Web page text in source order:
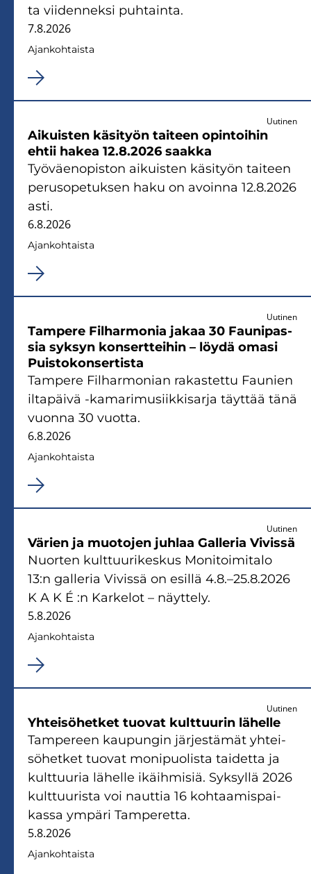
ta vii­den­nek­si puh­tain­ta.
7.8.2026
Ajan­koh­tais­ta
Uutinen
Ai­kuis­ten kä­si­työn tai­teen opin­toi­hin
ehtii hakea 12.8.2026 saak­ka
Työ­väen­opis­ton ai­kuis­ten kä­si­työn tai­teen
pe­rus­o­pe­tuk­sen haku on avoin­na 12.8.2026
asti.
6.8.2026
Ajan­koh­tais­ta
Uutinen
Tam­pe­re Fil­har­mo­nia jakaa 30 Fau­ni­pas­
sia syk­syn kon­sert­tei­hin – löydä omasi
Puis­to­kon­ser­tis­ta
Tam­pe­re Fil­har­mo­nian ra­kas­tet­tu Fau­nien
il­ta­päi­vä -​kamarimusiikkisarja täyt­tää tänä
vuon­na 30 vuot­ta.
6.8.2026
Ajan­koh­tais­ta
Uutinen
Vä­rien ja muo­to­jen juh­laa Gal­le­ria Vi­vis­sä
Nuor­ten kult­tuu­ri­kes­kus Mo­ni­toi­mi­ta­lo
13:n gal­le­ria Vi­vis­sä on esil­lä 4.8.–25.8.2026
K A K É :n Kar­ke­lot – näyt­te­ly.
5.8.2026
Ajan­koh­tais­ta
Uutinen
Yh­tei­sö­het­ket tuo­vat kult­tuu­rin lä­hel­le
Tam­pe­reen kau­pun­gin jär­jes­tä­mät yh­tei­
sö­het­ket tuo­vat mo­ni­puo­lis­ta tai­det­ta ja
kult­tuu­ria lä­hel­le ikäih­mi­siä. Syk­syl­lä 2026
kult­tuu­ris­ta voi naut­tia 16 koh­taa­mis­pai­
kas­sa ym­pä­ri Tam­pe­ret­ta.
5.8.2026
Ajan­koh­tais­ta